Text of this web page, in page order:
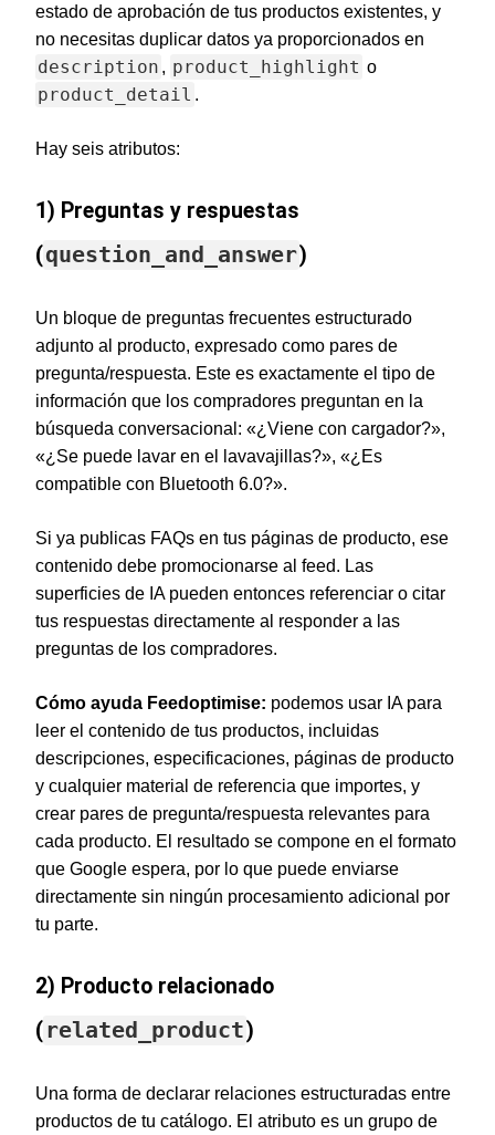
estado de aprobación de tus productos existentes, y
no necesitas duplicar datos ya proporcionados en
description , product_highlight o
product_detail .
Hay seis atributos:
1) Preguntas y respuestas
(question_and_answer)
Un bloque de preguntas frecuentes estructurado
adjunto al producto, expresado como pares de
pregunta/respuesta. Este es exactamente el tipo de
información que los compradores preguntan en la
búsqueda conversacional: «¿Viene con cargador?»,
«¿Se puede lavar en el lavavajillas?», «¿Es
compatible con Bluetooth 6.0?».
Si ya publicas FAQs en tus páginas de producto, ese
contenido debe promocionarse al feed. Las
superficies de IA pueden entonces referenciar o citar
tus respuestas directamente al responder a las
preguntas de los compradores.
Cómo ayuda Feedoptimise: podemos usar IA para
leer el contenido de tus productos, incluidas
descripciones, especificaciones, páginas de producto
y cualquier material de referencia que importes, y
crear pares de pregunta/respuesta relevantes para
cada producto. El resultado se compone en el formato
que Google espera, por lo que puede enviarse
directamente sin ningún procesamiento adicional por
tu parte.
2) Producto relacionado
(related_product)
Una forma de declarar relaciones estructuradas entre
productos de tu catálogo. El atributo es un grupo de